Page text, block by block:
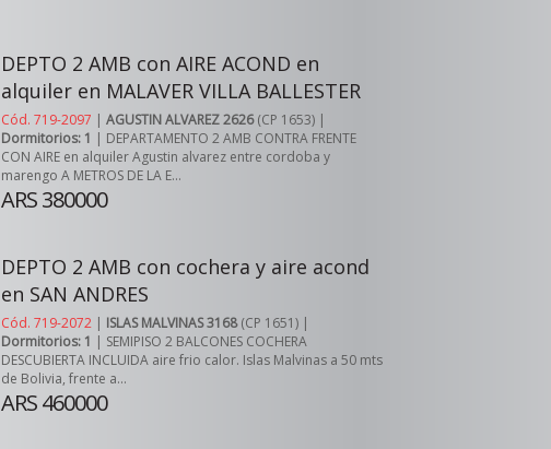
DEPTO 2 AMB con AIRE ACOND en
alquiler en MALAVER VILLA BALLESTER
Cód. 719-2097 | AGUSTIN ALVAREZ 2626(CP 1653) |
Dormitorios: 1 | DEPARTAMENTO 2 AMB CONTRA FRENTE
CON AIRE en alquiler Agustin alvarez entre cordoba y
marengo A METROS DE LA E...
ARS 380000
DEPTO 2 AMB con cochera y aire acond
en SAN ANDRES
Cód. 719-2072 | ISLAS MALVINAS 3168(CP 1651) |
Dormitorios: 1 | SEMIPISO 2 BALCONES COCHERA
DESCUBIERTA INCLUIDA aire frio calor. Islas Malvinas a 50 mts
de Bolivia, frente a...
ARS 460000